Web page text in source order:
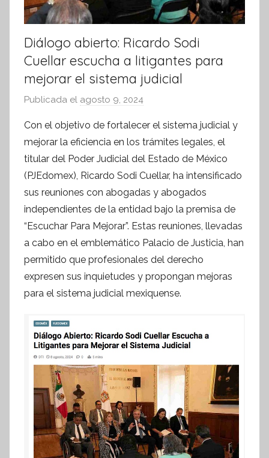
Diálogo abierto: Ricardo Sodi
Cuellar escucha a litigantes para
mejorar el sistema judicial
Publicada el agosto 9, 2024
r
S
í
n
t
e
s
i
s
n
r
m
a
v
a
Con el objetivo de fortalecer el sistema judicial y
mejorar la eficiencia en los trámites legales, el
titular del Poder Judicial del Estado de México
(PJEdomex), Ricardo Sodi Cuellar, ha intensificado
sus reuniones con abogadas y abogados
independientes de la entidad bajo la premisa de
“Escuchar Para Mejorar”. Estas reuniones, llevadas
a cabo en el emblemático Palacio de Justicia, han
permitido que profesionales del derecho
expresen sus inquietudes y propongan mejoras
para el sistema judicial mexiquense.